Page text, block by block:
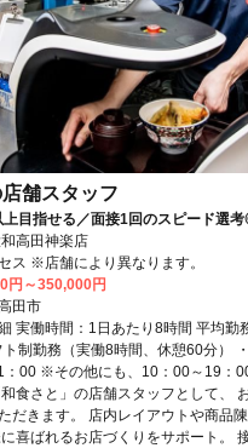
舗スタッフ
上目指せる／面接1回のスピード選
高田神楽店
ス ※店舗により異なります。
円～350,000円
田市
実働時間：1日あたり8時間 平均勤
ト制勤務（実働8時間、休憩60分）
：00 ※その他にも、10：00～19：
食さと」の店舗スタッフとして、
だきます。 店内レイアウトや商品
喜ばれるお店づくりをサポート。